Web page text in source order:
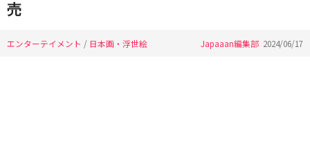
売
エンターテイメント / 日本画・浮世絵 Japaaan編集部 2024/06/17